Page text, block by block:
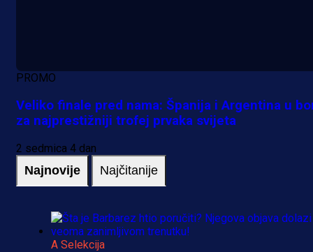
PROMO
Veliko finale pred nama: Španija i Argentina u
za najprestižniji trofej prvaka svijeta
2 sedmica 4 dan
Najnovije Najčitanije
A Selekcija